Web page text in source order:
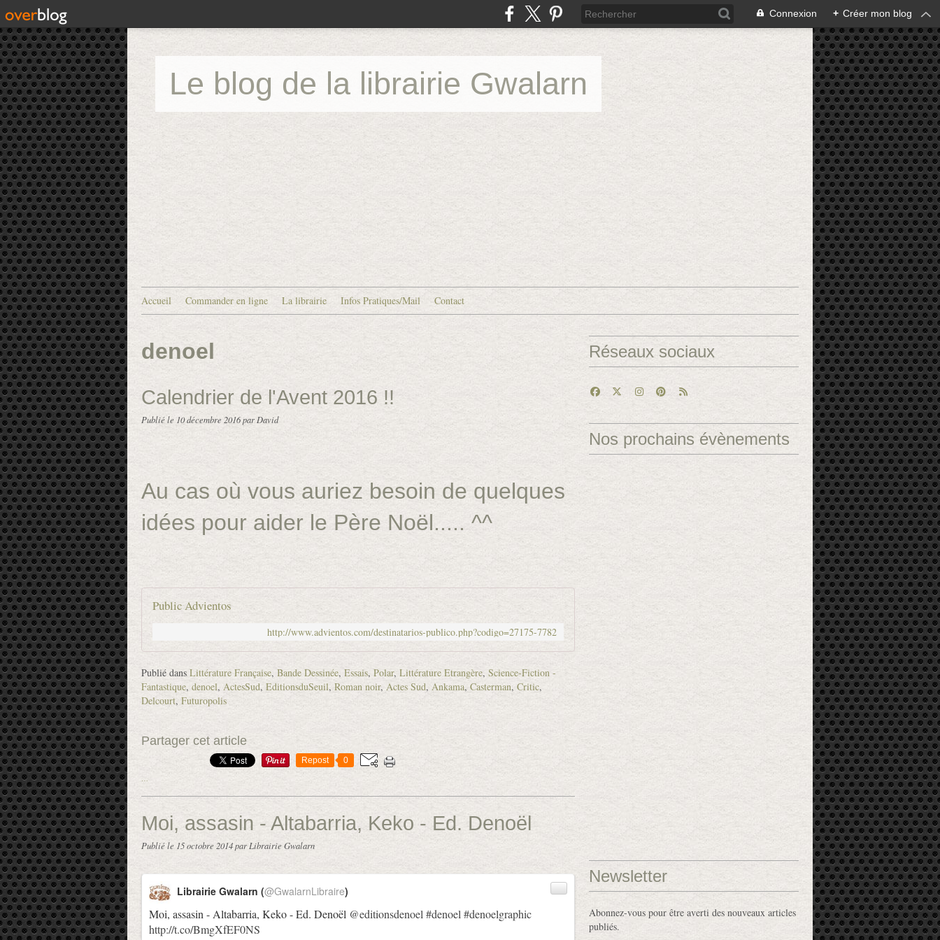
Connexion + Créer mon blog
Le blog de la librairie Gwalarn
Accueil Commander en ligne La librairie Infos Pratiques/Mail Contact
denoel
Calendrier de l'Avent 2016 !!
Publié le 10 décembre 2016par David
Au cas où vous auriez besoin de quelques
idées pour aider le Père Noël..... ^^
Public Advientos
http://www.advientos.com/destinatarios-publico.php?codigo=27175-7782
Publié dans Littérature Française, Bande Dessinée, Essais, Polar, Littérature Etrangère, Science-Fiction -
Fantastique, denoel, ActesSud, EditionsduSeuil, Roman noir, Actes Sud, Ankama, Casterman, Critic,
Delcourt, Futuropolis
Partager cet article
Repost 0
…
Moi, assasin - Altabarria, Keko - Ed. Denoël
Publié le 15 octobre 2014par Librairie Gwalarn
Moi, assasin - Altabarria, Keko - Ed. Denoël @editionsdenoel #denoel #denoelgraphic
http://t.co/BmgXfEF0NS
Librairie Gwalarn (@GwalarnLibraire)
Réseaux sociaux
Nos prochains évènements
Newsletter
Abonnez-vous pour être averti des nouveaux articles
publiés.